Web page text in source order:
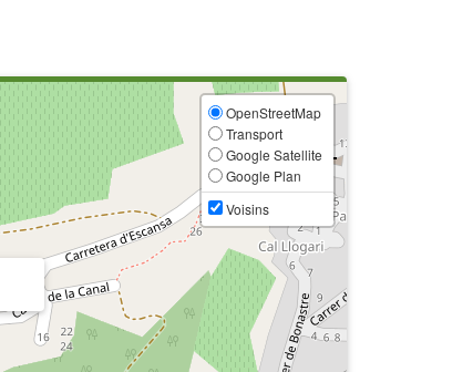
OpenStreetMap
Transport
Google Satellite
Google Plan
Voisins